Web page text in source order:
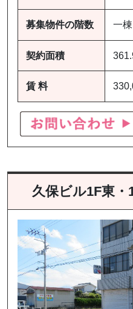
募集物件の階数 一棟
契約面積
賃 料
久保ビル1F東・